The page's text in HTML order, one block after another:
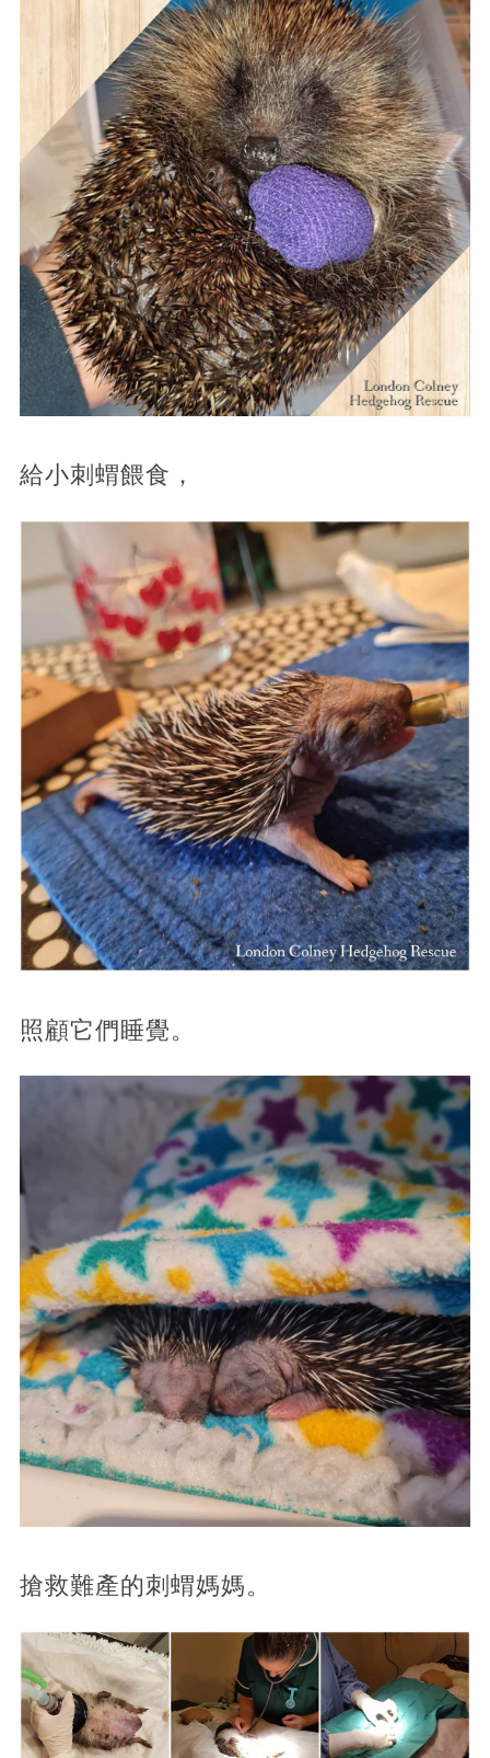
給小刺蝟餵食，
照顧它們睡覺。
搶救難產的刺蝟媽媽。